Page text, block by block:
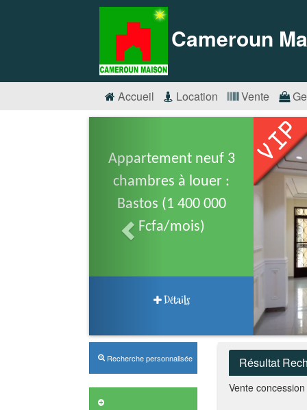
Cameroun
Accueil Location Vente
Appartement neuf 3
chambres à louer :
Bastos (1 400 000
Fcfa/mois)
Détails
Recherche personnalisée Résultat
Vente